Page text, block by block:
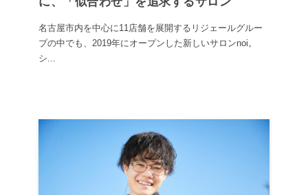
名古屋市内を中心に11店舗を展開するリジェールグルー
プの中でも、2019年にオープンした新しいサロンnoi。
シ...